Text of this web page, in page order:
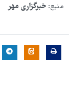
منبع: خبرگزاری مهر